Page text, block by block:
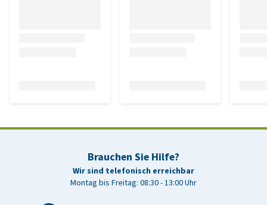
Brauchen Sie Hilfe?
Wir sind telefonisch erreichbar
Montag bis Freitag: 08:30 - 13:00 Uhr